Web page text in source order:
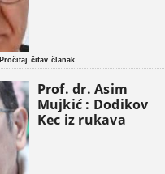
Pročitaj čitav članak
Prof. dr. Asim
Mujkić : Dodikov
Kec iz rukava